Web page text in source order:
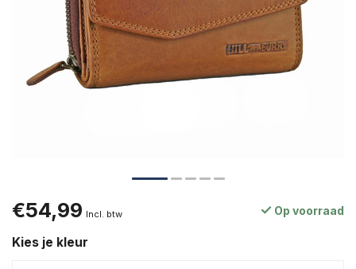
€54,99 Incl. btw Op voorraad
Kies je kleur